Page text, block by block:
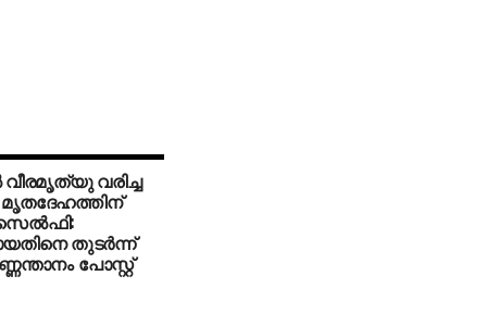
വീരമൃത്യു വരിച്ച
മൃതദേഹത്തിന്
തുടര്‍ന്ന്
പോസ്റ്റ്